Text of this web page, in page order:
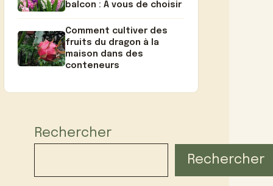
balcon : A vous de choisir
Comment cultiver des
fruits du dragon à la
maison dans des
conteneurs
Rechercher
Rechercher